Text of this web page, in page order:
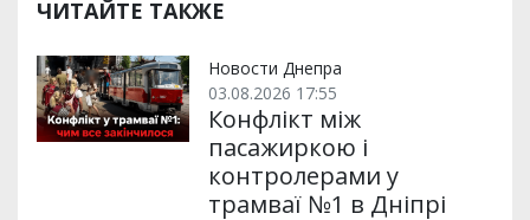
ЧИТАЙТЕ ТАКЖЕ
Новости Днепра
03.08.2026 17:55
Конфлікт між
пасажиркою і
контролерами у
трамваї №1 в Дніпрі